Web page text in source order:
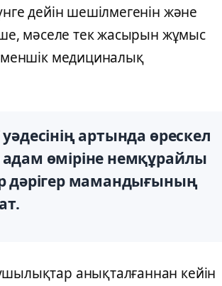
дейін шешілмегенін және
мәселе тек жасырын жұмыс
медициналық
артында өрескел
өміріне немқұрайлы
дәрігер мамандығының
анықталғаннан кейін